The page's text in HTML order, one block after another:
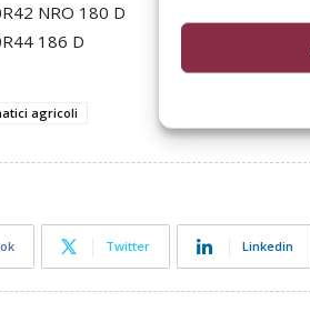
NRO 180 D
186 D
agricoli
Twitter Linkedin